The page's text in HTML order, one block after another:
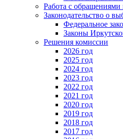
Работа с обращениями
Законодательство о
Федеральное
Законы
Решения комиссии
2026 год
2025 год
2024 год
2023 год
2022 год
2021 год
2020 год
2019 год
2018 год
2017 год